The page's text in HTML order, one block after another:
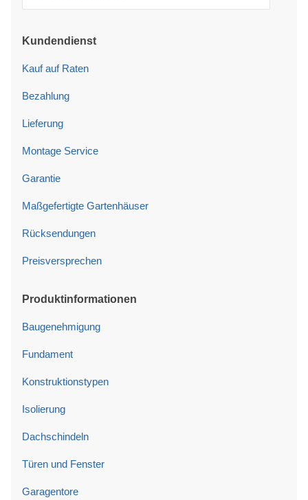
Kundendienst
Kauf auf Raten
Bezahlung
Lieferung
Montage Service
Garantie
Maßgefertigte Gartenhäuser
Rücksendungen
Preisversprechen
Produktinformationen
Baugenehmigung
Fundament
Konstruktionstypen
Isolierung
Dachschindeln
Türen und Fenster
Garagentore